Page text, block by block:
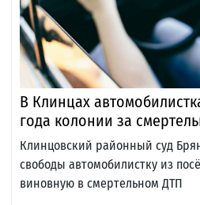
В Клинцах
года колонии за
Клинцовский районный суд
свободы автомобилистку из
виновную в смертельном ДТП